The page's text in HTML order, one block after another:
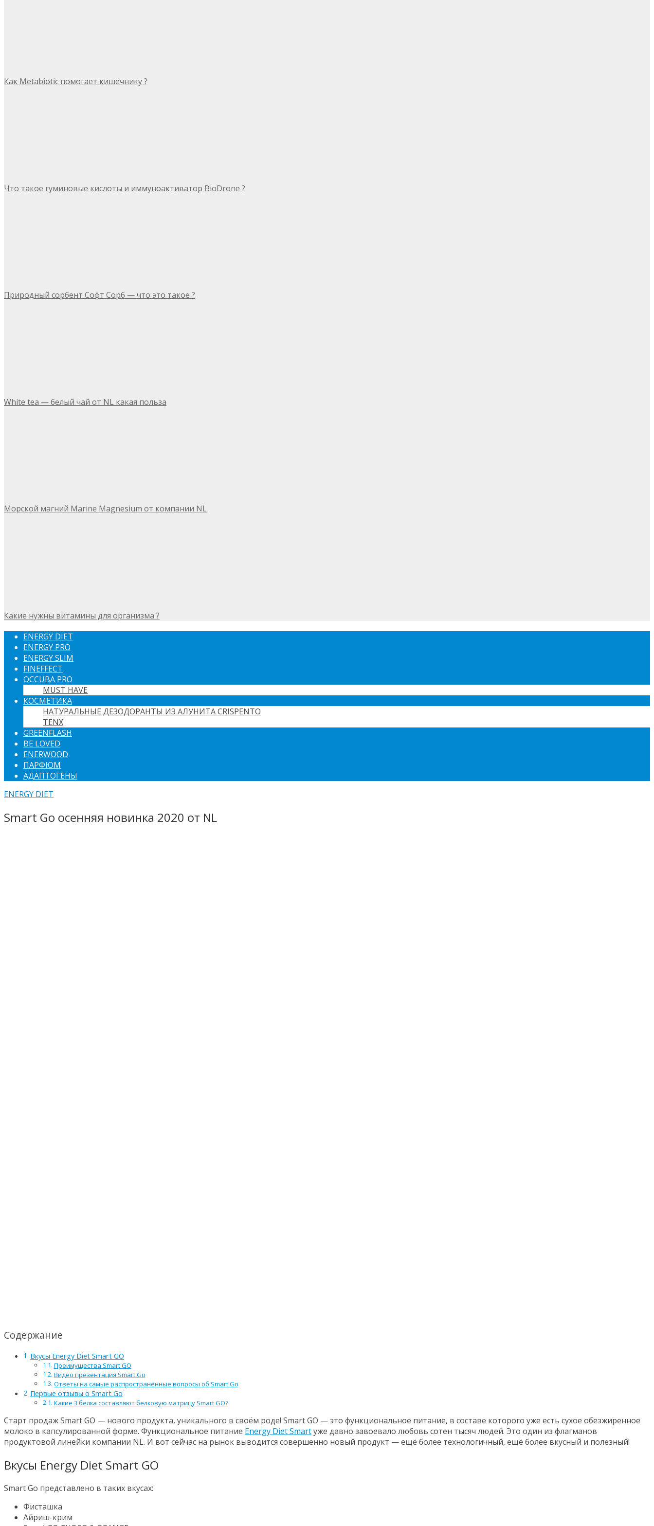
Как Metabiotic помогает кишечнику ?
Что такое гуминовые кислоты и иммуноактиватор BioDrone ?
Природный сорбент Софт Сорб — что это такое ?
White tea — белый чай от NL какая польза
Морской магний Marine Magnesium от компании NL
Какие нужны витамины для организма ?
ENERGY DIET
ENERGY PRO
ENERGY SLIM
FINEFFECT
OCCUBA PRO
MUST HAVE
КОСМЕТИКА
НАТУРАЛЬНЫЕ ДЕЗОДОРАНТЫ ИЗ АЛУНИТА CRISPENTO
TENX
GREENFLASH
BE LOVED
ENERWOOD
ПАРФЮМ
АДАПТОГЕНЫ
ENERGY DIET
Smart Go осенняя новинка 2020 от NL
Содержание
Вкусы Energy Diet Smart GO
Преимущества Smart GO
Видео презентация Smart Go
Ответы на самые распространённые вопросы об Smart Go
Первые отзывы о Smart Go
Какие 3 белка составляют белковую матрицу Smart GO?
Старт продаж Smart GO — нового продукта, уникального в своём роде! Smart GO — это функциональное питание, в составе которого уже есть сухое обезжиренное
молоко в капсулированной форме. Функциональное питание Energy Diet Smartуже давно завоевало любовь сотен тысяч людей. Это один из флагманов
продуктовой линейки компании NL. И вот сейчас на рынок выводится совершенно новый продукт — ещё более технологичный, ещё более вкусный и полезный!
Вкусы Energy Diet Smart GO
Smart Go представлено в таких вкусах:
Фисташка
Айриш-крим